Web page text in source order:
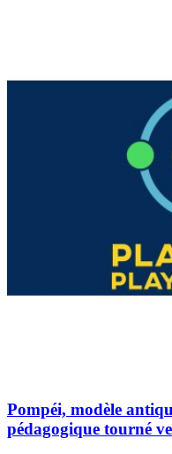
Pompéi, modèle
pédagogique tourné